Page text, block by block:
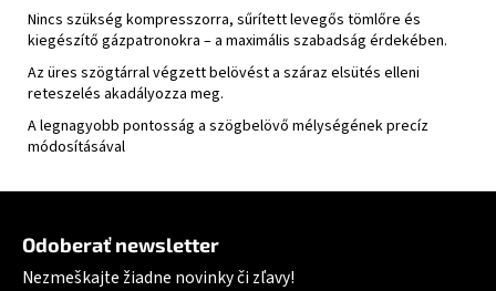
Nincs szükség kompresszorra, sűrített levegős tömlőre és
kiegészítő gázpatronokra – a maximális szabadság érdekében.
Az üres szögtárral végzett belövést a száraz elsütés elleni
reteszelés akadályozza meg.
A legnagyobb pontosság a szögbelövő mélységének precíz
módosításával
Odoberať newsletter
Nezmeškajte žiadne novinky či zľavy!